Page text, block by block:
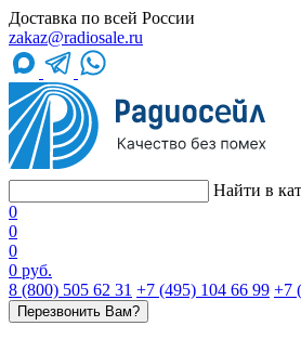
Доставка по всей России
zakaz@radiosale.ru
Найти в
0
0
0
0 руб.
8 (800) 505 62 31 +7 (495) 104 66 99 +7
Перезвонить Вам?